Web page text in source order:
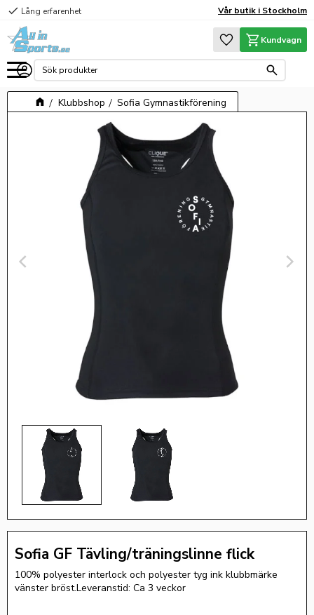
Meny
check Lång erfarenhet Vår butik i Stockholm
Favoriter
Kundvagn
Klubbshop Sofia Gymnastikförening
Sofia GF Tävling/träningslinne flick
100% polyester interlock och polyester tyg ink klubbmärke
vänster bröst.Leveranstid: Ca 3 veckor